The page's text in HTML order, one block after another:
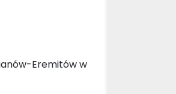
Eremitów w